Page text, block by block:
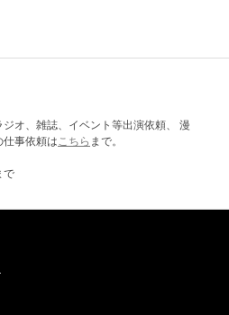
オ、雑誌、イベント等出演依頼、 漫
事依頼はこちら まで。
で